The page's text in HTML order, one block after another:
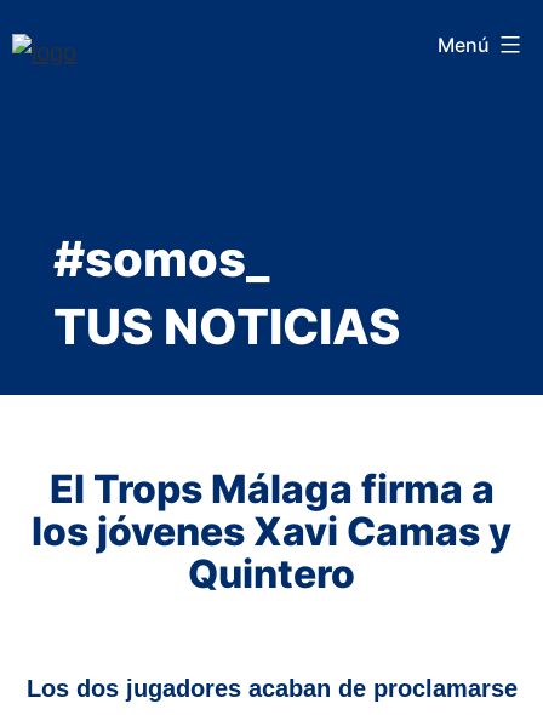
al
Menú
#somos_
TUS NOTICIAS
El Trops Málaga firma a
los jóvenes Xavi Camas y
Quintero
Los dos jugadores acaban de proclamarse